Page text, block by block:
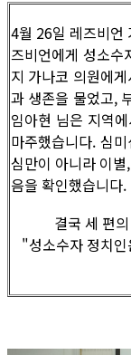
4월 26일 레즈비언
즈비언에게 성소수
지 가나코 의원에
과 생존을 물었고,
임아현 님은 지역
마주했습니다. 심
심만이 아니라 이
음을 확인했습니다.
결국 세 편
"성소수자 정치